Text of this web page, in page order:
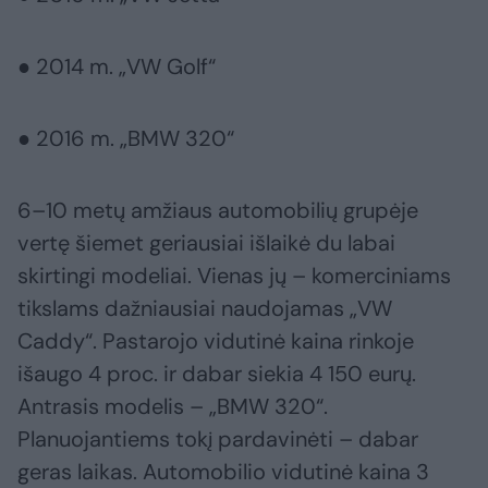
● 2014 m. „VW Golf“
● 2016 m. „BMW 320“
6–10 metų amžiaus automobilių grupėje
vertę šiemet geriausiai išlaikė du labai
skirtingi modeliai. Vienas jų – komerciniams
tikslams dažniausiai naudojamas „VW
Caddy“. Pastarojo vidutinė kaina rinkoje
išaugo 4 proc. ir dabar siekia 4 150 eurų.
Antrasis modelis – „BMW 320“.
Planuojantiems tokį pardavinėti – dabar
geras laikas. Automobilio vidutinė kaina 3